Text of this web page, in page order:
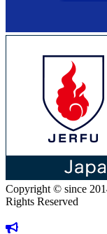
Copyright © since
Rights Reserved